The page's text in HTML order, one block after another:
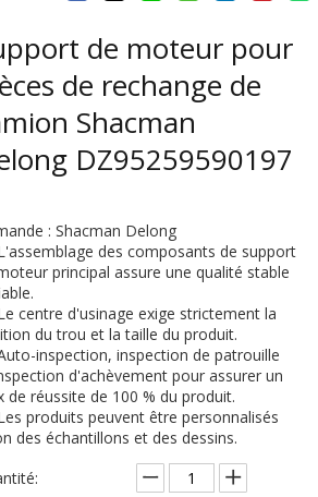
de moteur pour
de rechange de
Shacman
DZ95259590197
: Shacman Delong
des composants de support
principal assure une qualité stable
centre d'usinage exige strictement la
du trou et la taille du produit.
inspection, inspection de patrouille
d'achèvement pour assurer un
de réussite de 100 % du produit.
produits peuvent être personnalisés
des échantillons et des dessins.